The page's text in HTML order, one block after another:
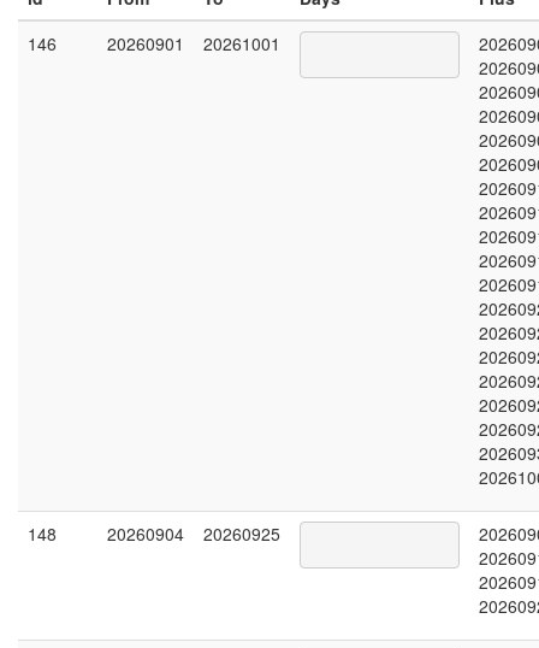
146
20260901 20261001
148 20260904 20260925